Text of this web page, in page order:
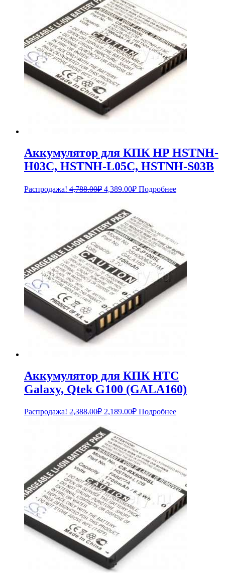
Аккумулятор для КПК HP HSTNH-
H03C, HSTNH-L05C, HSTNH-S03B
Распродажа! 4,788.00₽ Первоначальная
4,788.00₽.
4,389.00₽Текущая
цена:
Подробнее
Аккумулятор для КПК HTC
Galaxy, Qtek G100 (GALA160)
Распродажа! 2,388.00₽ Первоначальная
составляла
2,388.00₽.
2,189.00₽Текущая
Подробнее